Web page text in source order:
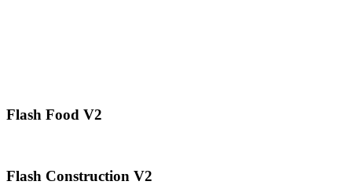
Flash Food V2
Flash Construction V2